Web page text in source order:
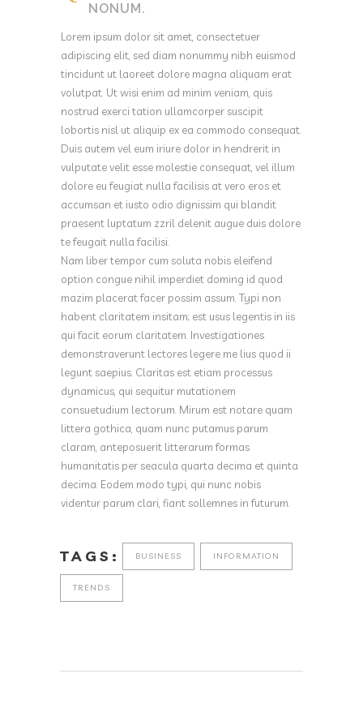
NONUM.
Lorem ipsum dolor sit amet, consectetuer
adipiscing elit, sed diam nonummy nibh euismod
tincidunt ut laoreet dolore magna aliquam erat
volutpat. Ut wisi enim ad minim veniam, quis
nostrud exerci tation ullamcorper suscipit
lobortis nisl ut aliquip ex ea commodo consequat.
Duis autem vel eum iriure dolor in hendrerit in
vulputate velit esse molestie consequat, vel illum
dolore eu feugiat nulla facilisis at vero eros et
accumsan et iusto odio dignissim qui blandit
praesent luptatum zzril delenit augue duis dolore
te feugait nulla facilisi.
Nam liber tempor cum soluta nobis eleifend
option congue nihil imperdiet doming id quod
mazim placerat facer possim assum. Typi non
habent claritatem insitam; est usus legentis in iis
qui facit eorum claritatem. Investigationes
demonstraverunt lectores legere me lius quod ii
legunt saepius. Claritas est etiam processus
dynamicus, qui sequitur mutationem
consuetudium lectorum. Mirum est notare quam
littera gothica, quam nunc putamus parum
claram, anteposuerit litterarum formas
humanitatis per seacula quarta decima et quinta
decima. Eodem modo typi, qui nunc nobis
videntur parum clari, fiant sollemnes in futurum.
TAGS: BUSINESS INFORMATION
TRENDS